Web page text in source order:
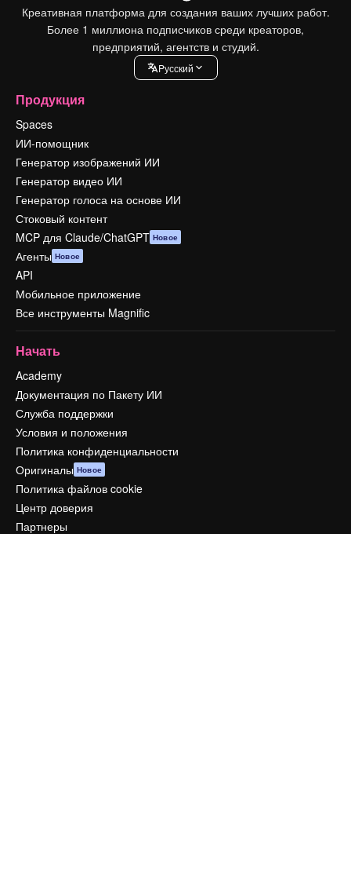
Креативная платформа для создания ваших лучших работ.
Более 1 миллиона подписчиков среди креаторов,
предприятий, агентств и студий.
Pусский
Продукция
Spaces
ИИ-помощник
Генератор изображений ИИ
Генератор видео ИИ
Генератор голоса на основе ИИ
Стоковый контент
MCP для Claude/ChatGPT Новое
Агенты Новое
API
Мобильное приложение
Все инструменты Magnific
Начать
Academy
Документация по Пакету ИИ
Служба поддержки
Условия и положения
Политика конфиденциальности
Оригиналы Новое
Политика файлов cookie
Центр доверия
Партнеры